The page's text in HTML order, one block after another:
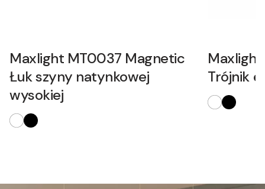
Maxlight MT0037 Magnetic
Łuk szyny natynkowej
wysokiej
Trójnik